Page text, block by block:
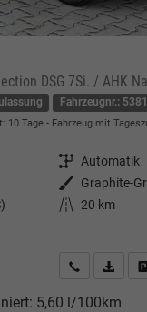
DSG 7Si. / AHK
Fahrzeugnr.:
10 Tage Fahrzeug mit
Getriebe Automatik
Außenfarbe
Graphite-
Kilometerstand
20 km
Kontakt &PDF-
5,60 l/100km